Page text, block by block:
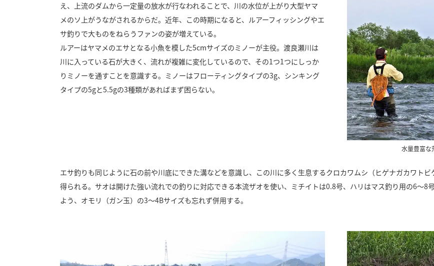
え、上流のダムから一定量の放水が行なわれることで、川の水位が上がり大型ヤマ
メのソ上がうながされるからだ。近年、この時期になると、ルアーフィッシングやエ
サ釣りで大ものをねらうファンの姿が増えている。
ルアーはヤマメのエサとなる小魚を模した5cmサイズのミノーが主役。渡良瀬川は
川に入っている石が大きく、流れが複雑に変化しているので、その1つ1つにしっか
りミノーを通すことを意識する。ミノーはフローティングタイプの3g、シンキング
タイプの5gと5.5gの3種類があればまず困らない。
水量豊富な
エサ釣りも同じように石の前や川底にできた溝などを意識し、この川に多く生息するクロカワムシ（ヒゲナガカワト
得られる。サオは開けた強い流れでの釣りに対応できる本流ザオを使い、ミチイトは0.8号、ハリはマス釣り用の6～8
よう、オモリ（ガン玉）の3～4Bサイズも忘れず併用する。